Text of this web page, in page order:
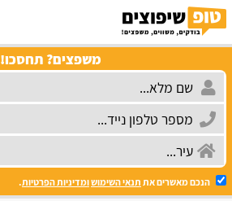
משפצים? תחסכו!
הנכם מאשרים את תנאי השימושומדיניות הפרטיות.